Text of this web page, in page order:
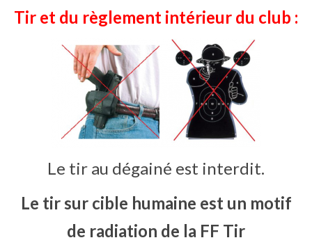
Boutique
Tir et du règlement intérieur du club :
Le tir au dégainé est interdit.
Le tir sur cible humaine est un motif
de radiation de la FF Tir